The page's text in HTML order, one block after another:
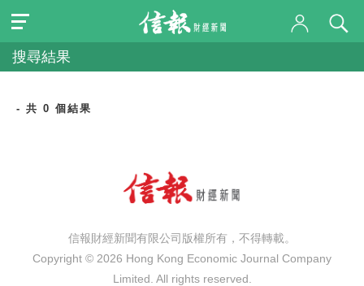
搜尋結果
- 共 0 個結果
信報財經新聞有限公司版權所有，不得轉載。
Copyright © 2026 Hong Kong Economic Journal Company
Limited. All rights reserved.